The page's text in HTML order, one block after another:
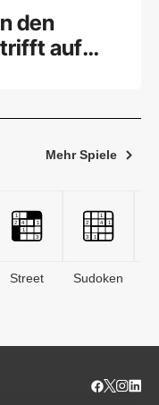
den
auf
Mehr Spiele
Street Sudoken